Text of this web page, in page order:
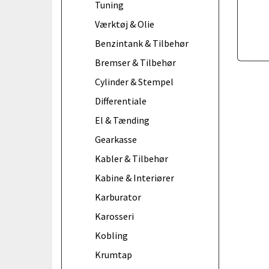
Tuning
Værktøj & Olie
Benzintank & Tilbehør
Bremser & Tilbehør
Cylinder & Stempel
Differentiale
El & Tænding
Gearkasse
Kabler & Tilbehør
Kabine & Interiører
Karburator
Karosseri
Kobling
Krumtap